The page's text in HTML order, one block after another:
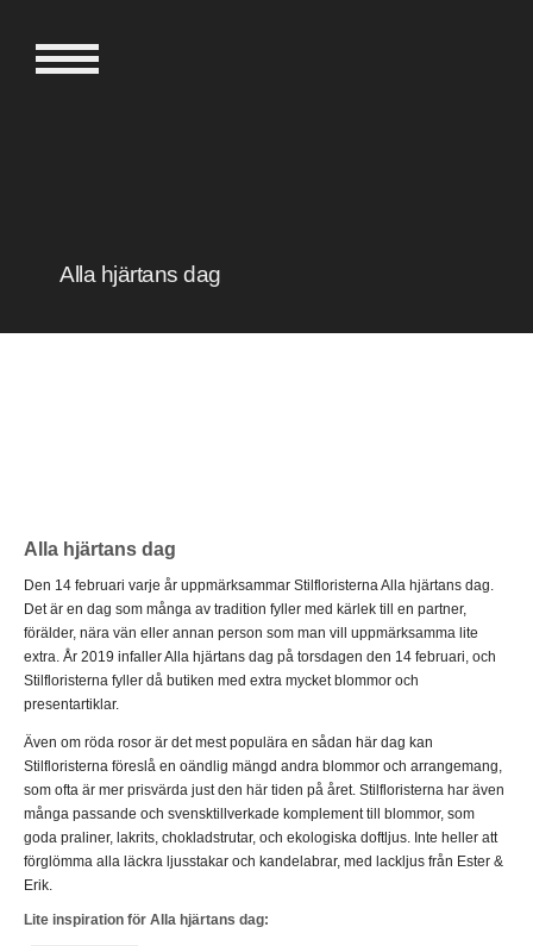
Alla hjärtans dag
Alla hjärtans dag
Den 14 februari varje år uppmärksammar Stilfloristerna Alla hjärtans dag.
Det är en dag som många av tradition fyller med kärlek till en partner,
förälder, nära vän eller annan person som man vill uppmärksamma lite
extra. År 2019 infaller Alla hjärtans dag på torsdagen den 14 februari, och
Stilfloristerna fyller då butiken med extra mycket blommor och
presentartiklar.
Även om röda rosor är det mest populära en sådan här dag kan
Stilfloristerna föreslå en oändlig mängd andra blommor och arrangemang,
som ofta är mer prisvärda just den här tiden på året. Stilfloristerna har även
många passande och svensktillverkade komplement till blommor, som
goda praliner, lakrits, chokladstrutar, och ekologiska doftljus. Inte heller att
förglömma alla läckra ljusstakar och kandelabrar, med lackljus från Ester &
Erik.
Lite inspiration för Alla hjärtans dag: